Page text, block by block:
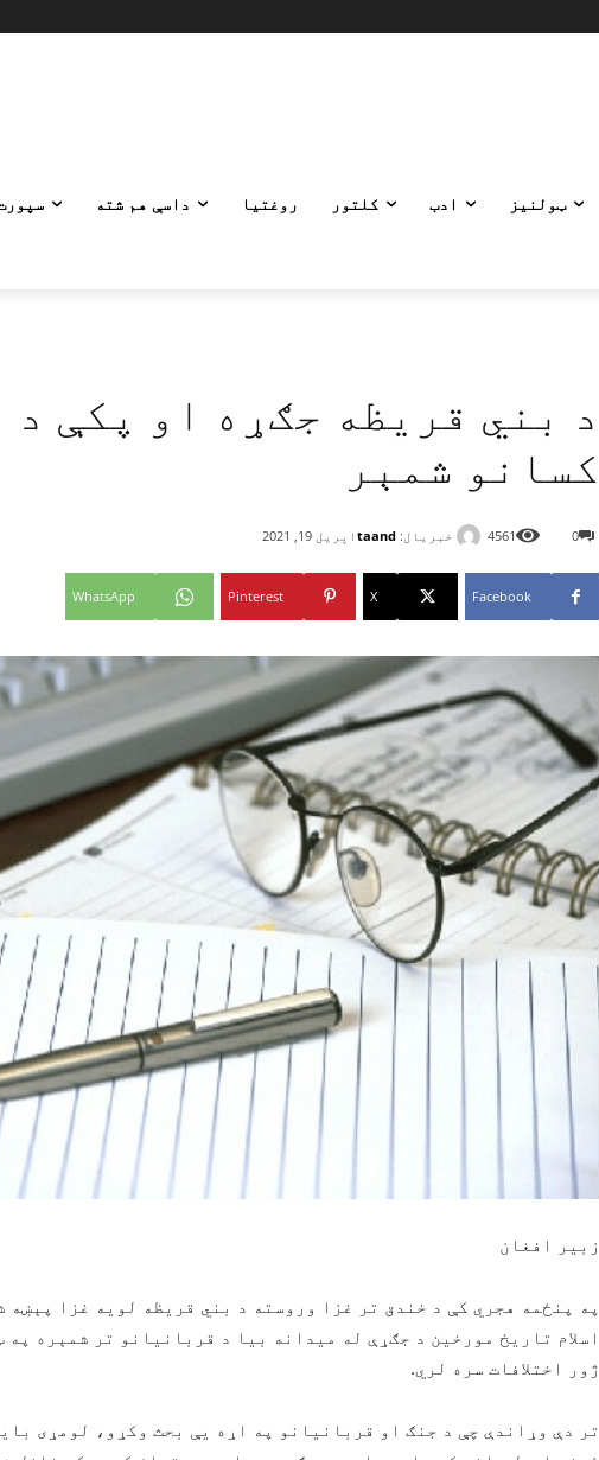
ټولنیز ادب کلتور روغتیا داسې هم شته
د بني قریظه جګړه او پکې د
کسانو شمېر
خبریال: taand اپریل 19, 2021 0
4561
Facebook
X
Pinterest
WhatsApp
زبیر افغان
په پنځمه هجري کې د خندق تر غزا وروسته د بني قریظه لویه غزا پېښه
اسلام تاریخ مورخین د جګړې له میدانه بیا د قربانیانو تر شمېره
ژور اختلافات سره لري.
تر دې وړاندې چې د جنګ او قربانیانو په اړه يې بحث وکړو، لومړی